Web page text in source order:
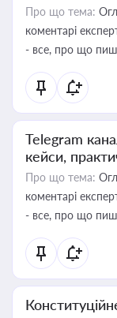
Про що тема:
коментарі
- все, про що
Telegram
кейси,
Про що тема:
коментарі
- все, про що